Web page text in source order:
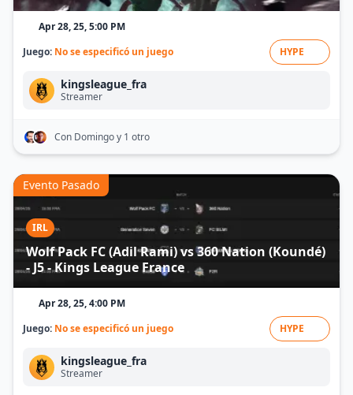
Apr 28, 25, 5:00 PM
Juego: No se especificó un juego HYPE
kingsleague_fra
Streamer
Con Domingoy 1 otro
IRL
Wolf Pack FC (Adil Rami) vs 360 Nation (Koundé)
- J5 - Kings League France
Evento Pasado
Apr 28, 25, 4:00 PM
Juego: No se especificó un juego HYPE
kingsleague_fra
Streamer